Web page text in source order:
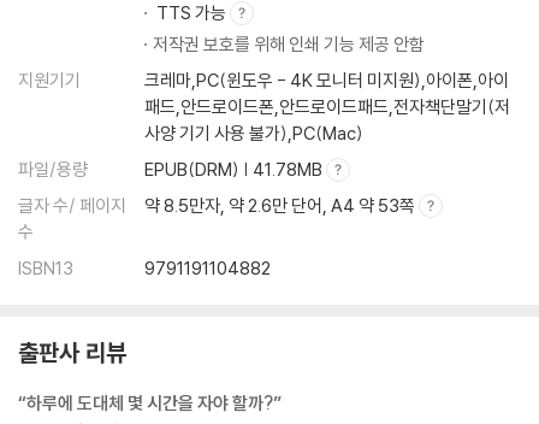
자다가 깨서 화장실에 자주 가는 이유
잠꼬대일까, 렘수면 행동장애일까?
7장 매일 건강한 잠을 위한 수면 처방전
코를 골면 잘 잔다는 착각
다리가 불편해도 뇌의 문제, 하지불안증후군
불면증의 원인은 매우 다양하다
잠에 예민한 사람을 위한 치료법
감사의 글
TTS 가능
저작권 보호를 위해 인쇄 기능 제공 안함
지원기기
크레마,PC(윈도우 - 4K 모니터 미지원),아이폰,아이
패드,안드로이드폰,안드로이드패드,전자책단말기(저
사양 기기 사용 불가),PC(Mac)
파일/용량
EPUB(DRM) | 41.78MB
글자 수/ 페이지
수
약 8.5만자, 약 2.6만 단어, A4 약 53쪽
ISBN13 9791191104882
출판사 리뷰
“하루에 도대체 몇 시간을 자야 할까?”